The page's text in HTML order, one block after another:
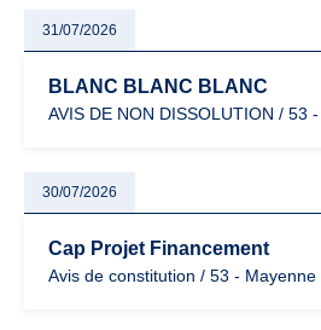
31/07/2026
BLANC BLANC BLANC
AVIS DE NON DISSOLUTION / 53
30/07/2026
Cap Projet Financement
Avis de constitution / 53 - Mayenne